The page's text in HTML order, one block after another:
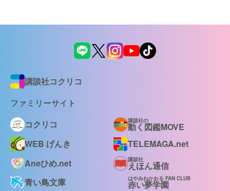
講談社コクリコ
ファミリーサイト
コクリコ
講談社の
動く図鑑MOVE
WEB げんき
TELEMAGA.net
Aneひめ.net
講談社
えほん通信
青い鳥文庫
はやみねかおる FAN CLUB
赤い夢学園